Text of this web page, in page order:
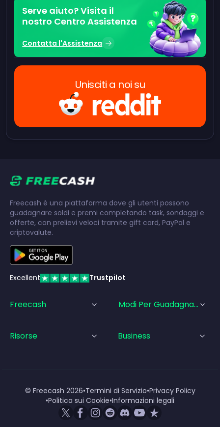
Serve aiuto? Visita il
nostro Centro Assistenza
Contatta l'Assistenza
Unisciti a noi su
Freecash è una piattaforma dove gli utenti possono
guadagnare soldi e premi completando task, sondaggi e
offerte, con prelievi veloci tramite gift card, PayPal e
criptovalute.
Excellent Trustpilot
Freecash Modi Per Guadagnare
Risorse Business
© Freecash 2026•Termini di Servizio•Privacy Policy
•Politica sui Cookie•Informazioni legali